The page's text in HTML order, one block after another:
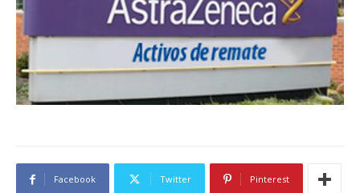
Facebook Twitter Pinterest